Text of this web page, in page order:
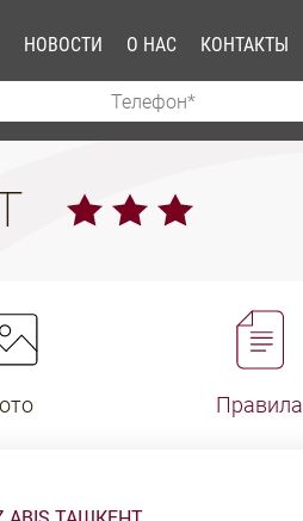
НОВОСТИ О НАС КОНТАКТЫ
Правила